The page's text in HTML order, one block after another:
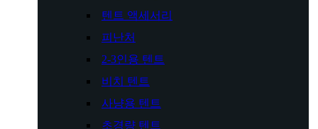
텐트 액세서리
피난처
2-3인용 텐트
비치 텐트
사냥용 텐트
초경량 텐트